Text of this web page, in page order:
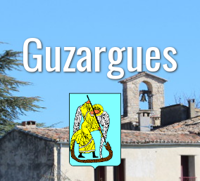
contenuGuzargues